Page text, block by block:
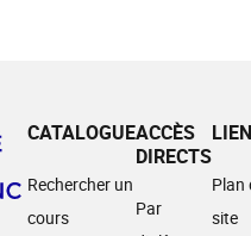
CATALOGUE
Rechercher un
cours
ACCÈS
DIRECTS
Par
Plan
site